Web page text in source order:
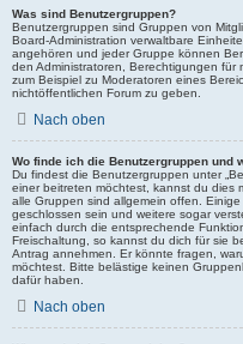
Was sind Benutzergruppen?
Benutzergruppen sind Gruppen von
Board-Administration verwaltbare
angehören und jeder Gruppe können
den Administratoren, Berechtigungen für
zum Beispiel zu Moderatoren eines
nichtöffentlichen Forum zu geben.
Nach oben
Wo finde ich die Benutzergruppen und
Du findest die Benutzergruppen unter
einer beitreten möchtest, kannst du dies
alle Gruppen sind allgemein offen.
geschlossen sein und weitere sogar
einfach durch die entsprechende
Freischaltung, so kannst du dich für sie
Antrag annehmen. Er könnte fragen,
möchtest. Bitte belästige keinen
dafür haben.
Nach oben